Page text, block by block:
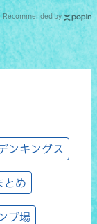
Recommended by
ンキングス
とめ
プ場